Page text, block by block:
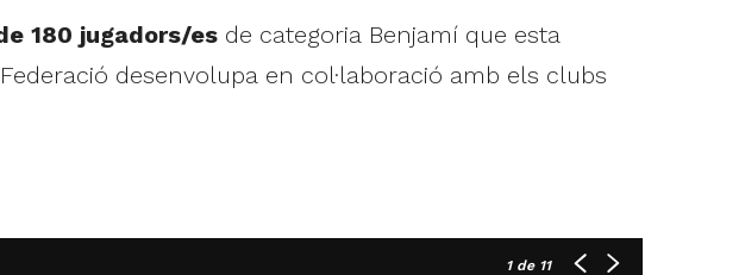
180 jugadors/esde categoria Benjamí que esta
desenvolupa en col·laboració amb els clubs
1de 11